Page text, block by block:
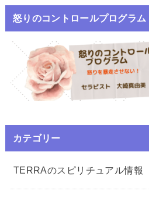
怒りのコントロールプログラム
カテゴリー
TERRAのスピリチュアル情報